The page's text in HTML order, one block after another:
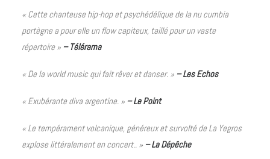
« Cette chanteuse hip-hop et psychédélique de la nu cumbia
portègne a pour elle un flow capiteux, taillé pour un vaste
répertoire » – Télérama
« De la world music qui fait rêver et danser. » – Les Echos
« Exubérante diva argentine. » – Le Point
« Le tempérament volcanique, généreux et survolté de La Yegros
explose littéralement en concert.. » – La Dépêche